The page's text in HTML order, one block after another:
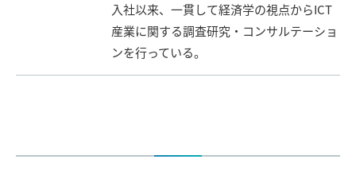
入社以来、一貫して経済学の視点からICT
産業に関する調査研究・コンサルテーショ
ンを行っている。